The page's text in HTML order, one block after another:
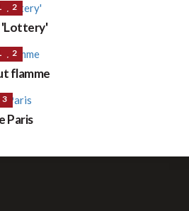
2
'Lottery'
2
flamme
3
Paris